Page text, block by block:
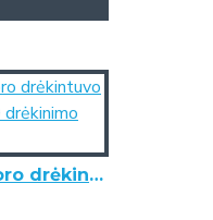
Adiabatinio oro drėkintuvo HUMON H250 drėkinimo korys